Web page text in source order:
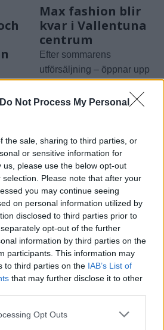
Do Not Process My Personal
the sale, sharing to third parties, or
or sensitive information for
please use the below opt-out
Please note that after your
you may continue seeing
on personal information utilized by
disclosed to third parties prior to
opt-out of the further
information by third parties on the
participants. This information may
to third parties on the IAB’s List of
that may further disclose it to other
Opt Outs
Max fashion blir
kvar i Vallentuna
centrum
Efter sommarens
utförsäljning – öppnar upp
2026-08-06 KL. 08:37
Vallentuna ingen
toppkommun för
äldre
Bottenplacering i ny
kartläggning från
försäkringsbolag